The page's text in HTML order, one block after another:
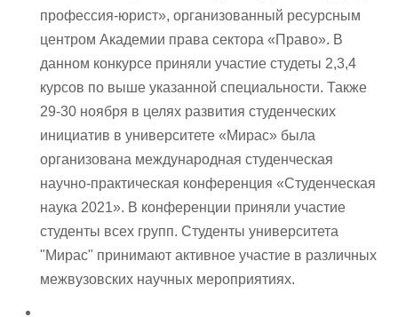
профессия-юрист», организованный ресурсным
центром Академии права сектора «Право». В
данном конкурсе приняли участие студеты 2,3,4
курсов по выше указанной специальности. Также
29-30 ноября в целях развития студенческих
инициатив в университете «Мирас» была
организована международная студенческая
научно-практическая конференция «Студенческая
наука 2021». В конференции приняли участие
студенты всех групп. Студенты университета
"Мирас" принимают активное участие в различных
межвузовских научных мероприятиях.